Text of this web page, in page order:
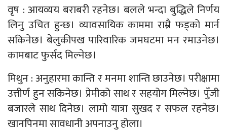
वृष : आयव्यय बराबरी रहनेछ। बलले भन्दा बुद्धिले निर्णय
लिनु उचित हुन्छ। व्यावसायिक काममा राम्रै फड्को मार्न
सकिनेछ। बेलुकीपख पारिवारिक जमघटमा मन रमाउनेछ।
कामबाट फुर्सद मिल्नेछ।
मिथुन : अनुहारमा कान्ति र मनमा शान्ति छाउनेछ। परीक्षामा
उत्तीर्ण हुन सकिनेछ। प्रेमीको साथ र सहयोग मिल्नेछ। पुँजी
बजारले साथ दिनेछ। लामो यात्रा सुखद र सफल रहनेछ।
खानपिनमा सावधानी अपनाउनु होला।